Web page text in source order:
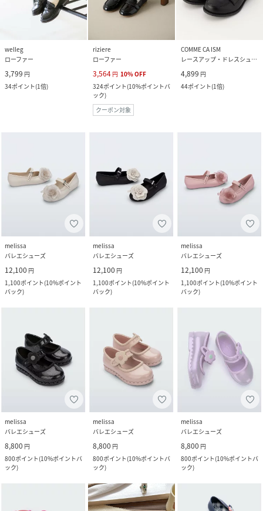
welleg
ローファー
3,799 円
34ポイント(1倍)
riziere
ローファー
3,564 円 10%OFF
324ポイント(10%ポイントバ
ック)
クーポン対象
COMME CA ISM
レースアップ・ドレスシューズ
4,899 円
44ポイント(1倍)
melissa
バレエシューズ
12,100 円
1,100ポイント(10%ポイント
バック)
melissa
バレエシューズ
12,100 円
1,100ポイント(10%ポイント
バック)
melissa
バレエシューズ
12,100 円
1,100ポイント(10%ポイント
バック)
melissa
バレエシューズ
8,800 円
800ポイント(10%ポイントバ
ック)
melissa
バレエシューズ
8,800 円
800ポイント(10%ポイントバ
ック)
melissa
バレエシューズ
8,800 円
800ポイント(10%ポイントバ
ック)